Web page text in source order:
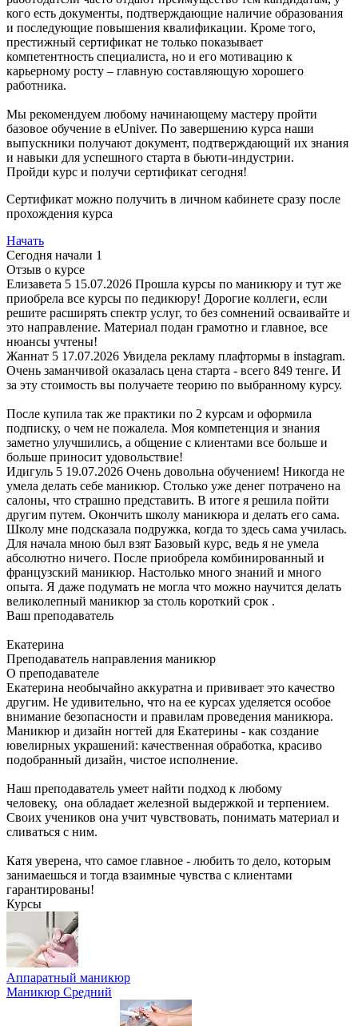
кого есть документы, подтверждающие наличие образования
и последующие повышения квалификации. Кроме того,
престижный сертификат не только показывает
компетентность специалиста, но и его мотивацию к
карьерному росту – главную составляющую хорошего
работника.
Мы рекомендуем любому начинающему мастеру пройти
базовое обучение в eUniver. По завершению курса наши
выпускники получают документ, подтверждающий их знания
и навыки для успешного старта в бьюти-индустрии.
Пройди курс и получи сертификат сегодня!
Сертификат можно получить в личном кабинете сразу после
прохождения курса
Начать
Сегодня начали 1
Отзыв о курсе
Елизавета 5 15.07.2026 Прошла курсы по маникюру и тут же
приобрела все курсы по педикюру! Дорогие коллеги, если
решите расширять спектр услуг, то без сомнений осваивайте и
это направление. Материал подан грамотно и главное, все
нюансы учтены!
Жаннат 5 17.07.2026 Увидела рекламу плафтормы в instagram.
Очень заманчивой оказалась цена старта - всего 849 тенге. И
за эту стоимость вы получаете теорию по выбранному курсу.
После купила так же практики по 2 курсам и оформила
подписку, о чем не пожалела. Моя компетенция и знания
заметно улучшились, а общение с клиентами все больше и
больше приносит удовольствие!
Идигуль 5 19.07.2026 Очень довольна обучением! Никогда не
умела делать себе маникюр. Столько уже денег потрачено на
салоны, что страшно представить. В итоге я решила пойти
другим путем. Окончить школу маникюра и делать его сама.
Школу мне подсказала подружка, когда то здесь сама училась.
Для начала мною был взят Базовый курс, ведь я не умела
абсолютно ничего. После приобрела комбинированный и
французский маникюр. Настолько много знаний и много
опыта. Я даже подумать не могла что можно научится делать
великолепный маникюр за столь короткий срок .
Ваш преподаватель
Екатерина
Преподаватель направления маникюр
О преподавателе
Екатерина необычайно аккуратна и прививает это качество
другим. Не удивительно, что на ее курсах уделяется особое
внимание безопасности и правилам проведения маникюра.
Маникюр и дизайн ногтей для Екатерины - как создание
ювелирных украшений: качественная обработка, красиво
подобранный дизайн, чистое исполнение.
Наш преподаватель умеет найти подход к любому
человеку, она обладает железной выдержкой и терпением.
Своих учеников она учит чувствовать, понимать материал и
сливаться с ним.
Катя уверена, что самое главное - любить то дело, которым
занимаешься и тогда взаимные чувства с клиентами
гарантированы!
Курсы
Аппаратный маникюр
Маникюр Средний